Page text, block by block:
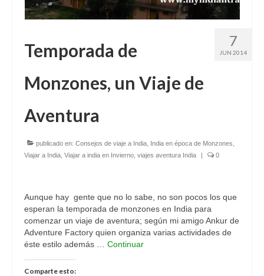
7
JUN 2014
Temporada de
Monzones, un Viaje de
Aventura
publicado en: Consejos de viaje a India India en época de Monzones
Viajar a India Viajar a india en Invierno viajes aventura India | 0
Aunque hay gente que no lo sabe, no son pocos los que
esperan la temporada de monzones en India para
comenzar un viaje de aventura; según mi amigo Ankur de
Adventure Factory quien organiza varias actividades de
éste estilo además … Continuar
Comparte esto: